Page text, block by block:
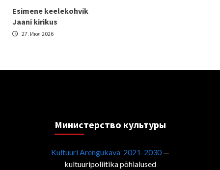
Esimene keelekohvik
Jaani kirikus
27. Июл 2026
Министерствo культуры
Kultuuri Arengukava 2021-2030—
kultuuripoliitika põhialused